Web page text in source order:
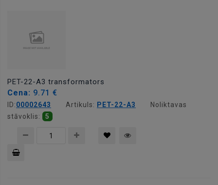
PET-22-A3 transformators
Cena: 9.71 €
ID:00002643 Artikuls: PET-22-A3
Noliktavas
stāvoklis:
5